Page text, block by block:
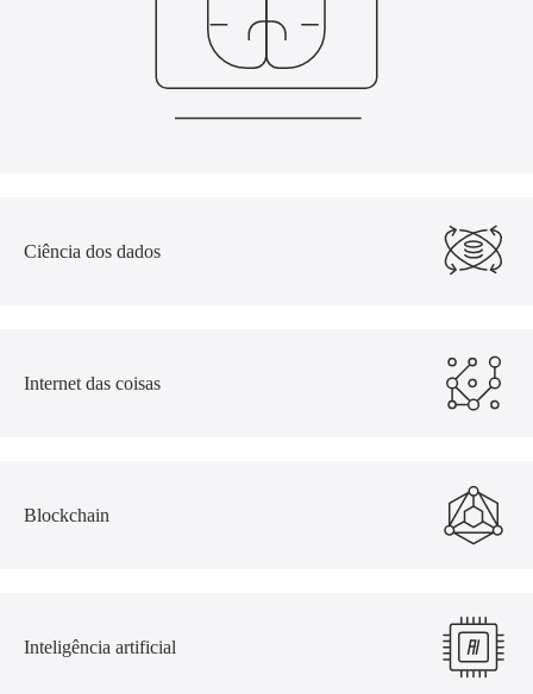
Ciência dos dados
Internet das coisas
Blockchain
Inteligência artificial